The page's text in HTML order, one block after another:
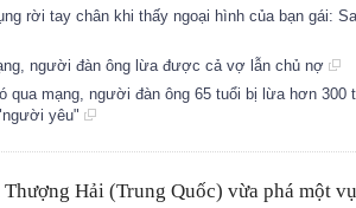
rời tay chân khi thấy ngoại hình của bạn gái:
người đàn ông lừa được cả vợ lẫn chủ nợ
qua mạng, người đàn ông 65 tuổi bị lừa hơn 300
yêu"
Hải (Trung Quốc) vừa phá một